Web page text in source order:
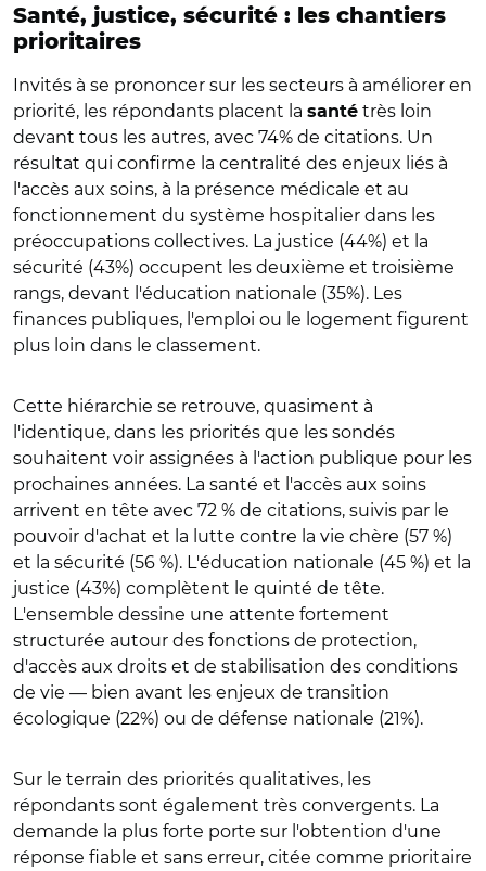
Santé, justice, sécurité : les chantiers
prioritaires
Invités à se prononcer sur les secteurs à améliorer en
priorité, les répondants placent la santé très loin
devant tous les autres, avec 74% de citations. Un
résultat qui confirme la centralité des enjeux liés à
l'accès aux soins, à la présence médicale et au
fonctionnement du système hospitalier dans les
préoccupations collectives. La justice (44%) et la
sécurité (43%) occupent les deuxième et troisième
rangs, devant l'éducation nationale (35%). Les
finances publiques, l'emploi ou le logement figurent
plus loin dans le classement.
Cette hiérarchie se retrouve, quasiment à
l'identique, dans les priorités que les sondés
souhaitent voir assignées à l'action publique pour les
prochaines années. La santé et l'accès aux soins
arrivent en tête avec 72 % de citations, suivis par le
pouvoir d'achat et la lutte contre la vie chère (57 %)
et la sécurité (56 %). L'éducation nationale (45 %) et la
justice (43%) complètent le quinté de tête.
L'ensemble dessine une attente fortement
structurée autour des fonctions de protection,
d'accès aux droits et de stabilisation des conditions
de vie — bien avant les enjeux de transition
écologique (22%) ou de défense nationale (21%).
Sur le terrain des priorités qualitatives, les
répondants sont également très convergents. La
demande la plus forte porte sur l'obtention d'une
réponse fiable et sans erreur, citée comme prioritaire